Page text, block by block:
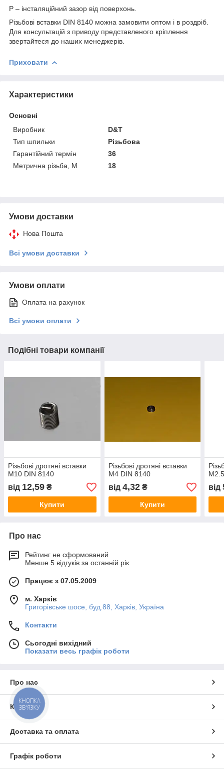
Р – інсталяційний зазор від поверхонь.
Різьбові вставки DIN 8140 можна замовити оптом і в роздріб.
Для консультацій з приводу представленого кріплення
звертайтеся до наших менеджерів.
Приховати
Характеристики
Основні
Виробник
D&T
Тип шпильки
Різьбова
Гарантійний термін
36
Метрична різьба, М
18
Умови доставки
Нова Пошта
Всі умови доставки
Умови оплати
Оплата на рахунок
Всі умови оплати
Подібні товари компанії
Різьбові дротяні вставки
М10 DIN 8140
від 12,59 ₴
Купити
Різьбові дротяні вставки
М4 DIN 8140
від 4,32₴
Купити
від
Про нас
Рейтинг не сформований
Менше 5 відгуків за останній рік
Працює з 07.05.2009
м. Харків
Григорівське шосе, буд.88, Харків, Україна
Контакти
Сьогодні вихідний
Показати весь графік роботи
Про нас
Контакти
Доставка та оплата
Графік роботи
КНОПКА
ЗВ'ЯЗКУ